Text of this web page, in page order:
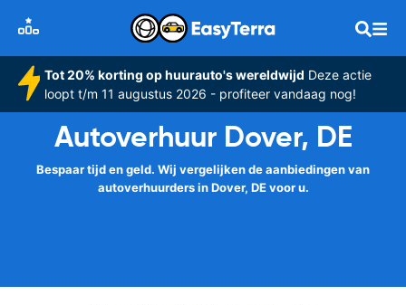
Tot 20% korting op huurauto's wereldwijd Deze actie
loopt t/m 11 augustus 2026 - profiteer vandaag nog!
Autoverhuur Dover, DE
Bespaar tijd en geld. Wij vergelijken de aanbiedingen van
autoverhuurders in Dover, DE voor u.